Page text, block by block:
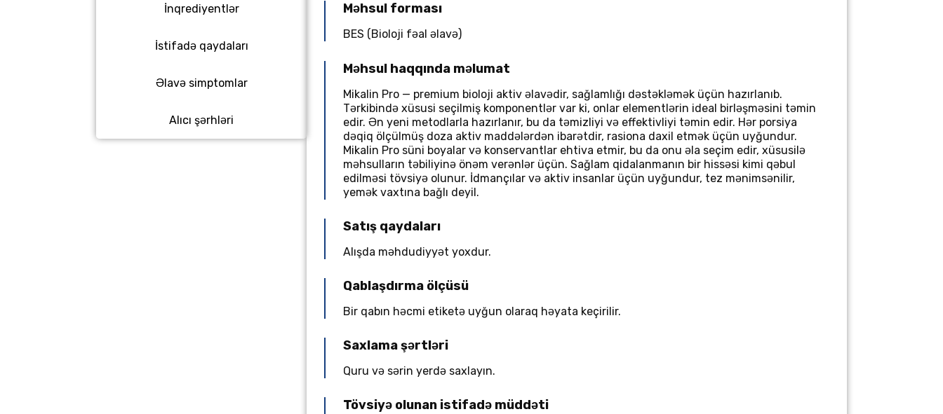
İnqrediyentlər
İstifadə qaydaları
Əlavə simptomlar
Alıcı şərhləri
Məhsul forması
BES (Bioloji fəal əlavə)
Məhsul haqqında məlumat
Mikalin Pro — premium bioloji aktiv əlavədir, sağlamlığı dəstəkləmək üçün hazırlanıb.
Tərkibində xüsusi seçilmiş komponentlər var ki, onlar elementlərin ideal birləşməsini təmin
edir. Ən yeni metodlarla hazırlanır, bu da təmizliyi və effektivliyi təmin edir. Hər porsiya
dəqiq ölçülmüş doza aktiv maddələrdən ibarətdir, rasiona daxil etmək üçün uyğundur.
Mikalin Pro süni boyalar və konservantlar ehtiva etmir, bu da onu əla seçim edir, xüsusilə
məhsulların təbiliyinə önəm verənlər üçün. Sağlam qidalanmanın bir hissəsi kimi qəbul
edilməsi tövsiyə olunur. İdmançılar və aktiv insanlar üçün uyğundur, tez mənimsənilir,
yemək vaxtına bağlı deyil.
Satış qaydaları
Alışda məhdudiyyət yoxdur.
Qablaşdırma ölçüsü
Bir qabın həcmi etiketə uyğun olaraq həyata keçirilir.
Saxlama şərtləri
Quru və sərin yerdə saxlayın.
Tövsiyə olunan istifadə müddəti